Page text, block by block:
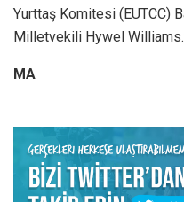
Yurttaş Komitesi (EUTCC)
Milletvekili Hywel
MA